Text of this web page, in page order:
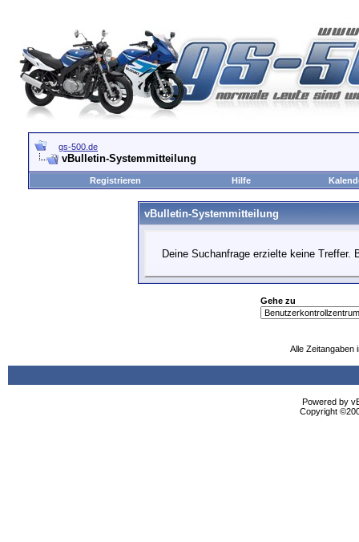
gs-500.de
vBulletin-Systemmitteilung
Registrieren Hilfe
vBulletin-Systemmitteilung
Deine Suchanfrage erzielte keine
Gehe zu
Alle Zeitangaben
Powered by
Copyright